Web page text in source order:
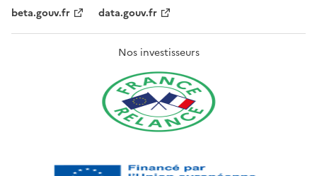
beta.gouv.fr
data.gouv.fr
Nos investisseurs